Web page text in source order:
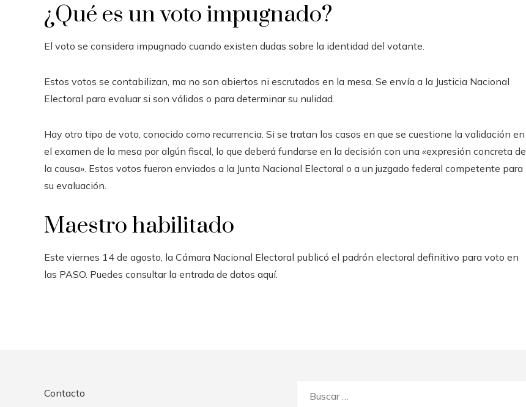
¿Qué es un voto impugnado?
El voto se considera impugnado cuando existen dudas sobre la identidad del votante.
Estos votos se contabilizan, ma no son abiertos ni escrutados en la mesa. Se envía a la Justicia Nacional
Electoral para evaluar si son válidos o para determinar su nulidad.
Hay otro tipo de voto, conocido como recurrencia. Si se tratan los casos en que se cuestione la validación en
el examen de la mesa por algún fiscal, lo que deberá fundarse en la decisión con una «expresión concreta de
la causa». Estos votos fueron enviados a la Junta Nacional Electoral o a un juzgado federal competente para
su evaluación.
Maestro habilitado
Este viernes 14 de agosto, la Cámara Nacional Electoral publicó el padrón electoral definitivo para voto en
las PASO. Puedes consultar la entrada de datos aquí.
Contacto